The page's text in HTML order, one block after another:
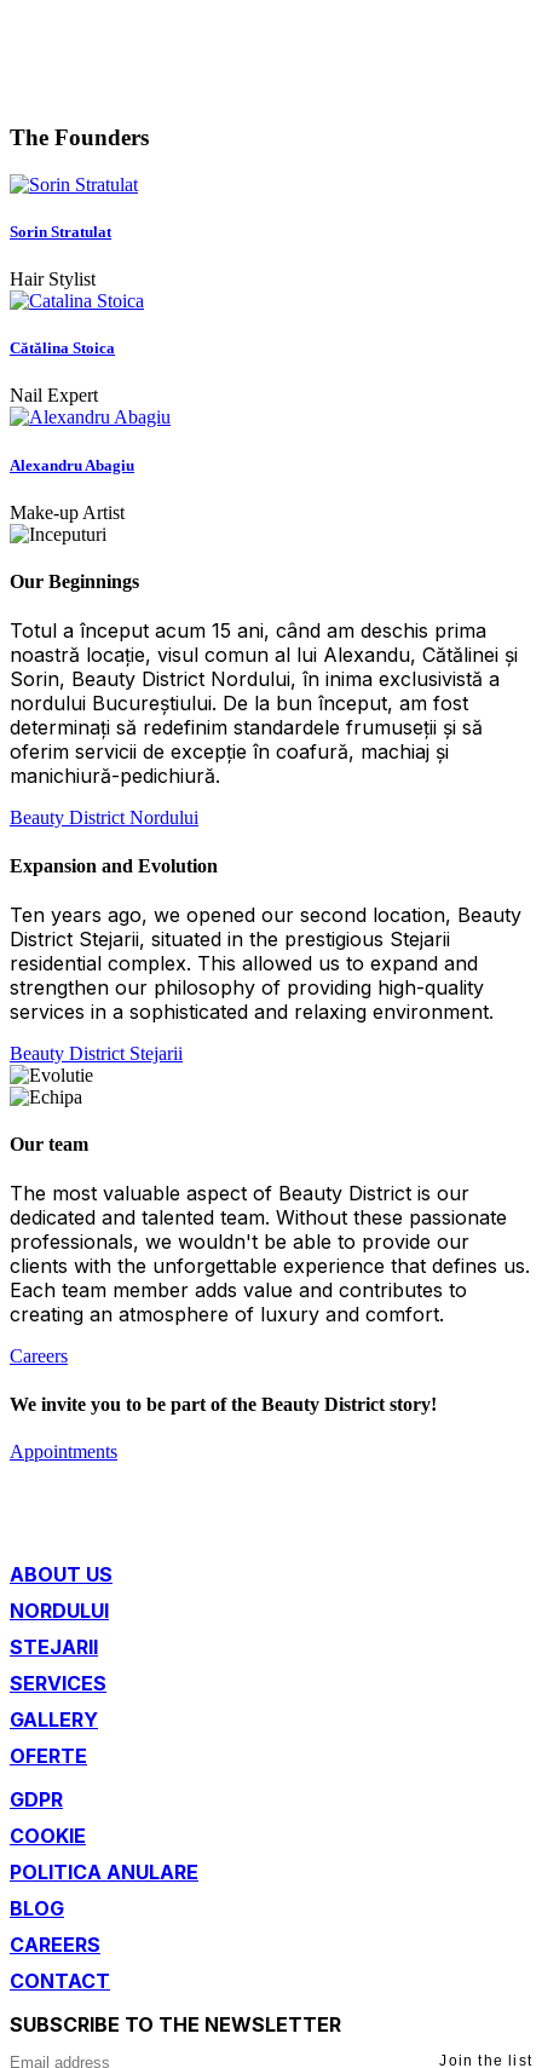
The Founders
Sorin Stratulat
Hair Stylist
Cătălina Stoica
Nail Expert
Alexandru Abagiu
Make-up Artist
Our Beginnings
Totul a început acum 15 ani, când am deschis prima
noastră locație, visul comun al lui Alexandu, Cătălinei și
Sorin, Beauty District Nordului, în inima exclusivistă a
nordului Bucureștiului. De la bun început, am fost
determinați să redefinim standardele frumuseții și să
oferim servicii de excepție în coafură, machiaj și
manichiură-pedichiură.
Beauty District Nordului
Expansion and Evolution
Ten years ago, we opened our second location, Beauty
District Stejarii, situated in the prestigious Stejarii
residential complex. This allowed us to expand and
strengthen our philosophy of providing high-quality
services in a sophisticated and relaxing environment.
Beauty District Stejarii
Our team
The most valuable aspect of Beauty District is our
dedicated and talented team. Without these passionate
professionals, we wouldn't be able to provide our
clients with the unforgettable experience that defines us.
Each team member adds value and contributes to
creating an atmosphere of luxury and comfort.
Careers
We invite you to be part of the Beauty District story!
Appointments
ABOUT US
NORDULUI
STEJARII
SERVICES
GALLERY
OFERTE
GDPR
COOKIE
POLITICA ANULARE
BLOG
CAREERS
CONTACT
SUBSCRIBE TO THE NEWSLETTER
Join the list